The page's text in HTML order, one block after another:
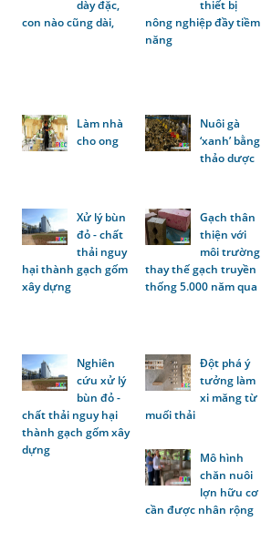
dày đặc,
con nào cũng dài,
thiết bị
nông nghiệp đầy tiềm
năng
Làm nhà
cho ong
Nuôi gà
‘xanh’ bằng
thảo dược
Xử lý bùn
đỏ - chất
thải nguy
hại thành gạch gốm
xây dựng
Gạch thân
thiện với
môi trường
thay thế gạch truyền
thống 5.000 năm qua
Nghiên
cứu xử lý
bùn đỏ -
chất thải nguy hại
thành gạch gốm xây
dựng
Đột phá ý
tưởng làm
xi măng từ
muối thải
Mô hình
chăn nuôi
lợn hữu cơ
cần được nhân rộng